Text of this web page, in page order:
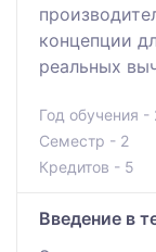
концепции
реальных
Год обучения -
Семестр - 2
Кредитов - 5
Введение в